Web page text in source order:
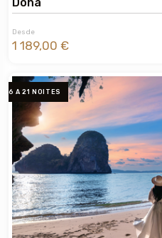
Desde
1 189,00 €
6 A 21 NOITES